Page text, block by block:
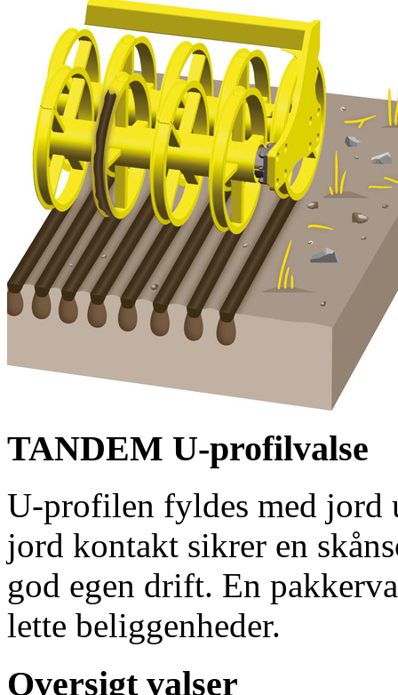
TANDEM U-profilvalse
U-profilen fyldes med jord
jord kontakt sikrer en
god egen drift. En
lette beliggenheder.
Oversigt valser